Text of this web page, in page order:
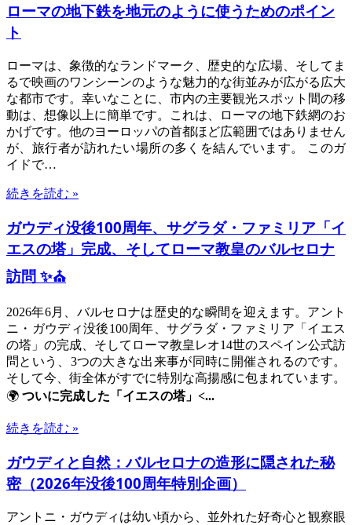
ローマの地下鉄を地元のように使うためのポイン
ト
ローマは、象徴的なランドマーク、歴史的な広場、そしてま
るで映画のワンシーンのような魅力的な街並みが広がる広大
な都市です。幸いなことに、市内の主要観光スポット間の移
動は、想像以上に簡単です。これは、ローマの地下鉄網のお
かげです。他のヨーロッパの首都ほど広範囲ではありません
が、旅行者が訪れたい場所の多くを結んでいます。 このガ
イドで…
続きを読む »
ガウディ没後100周年、サグラダ・ファミリア「イ
エスの塔」完成、そしてローマ教皇のバルセロナ
訪問 ✨⛪
2026年6月、バルセロナは歴史的な瞬間を迎えます。アント
ニ・ガウディ没後100周年、サグラダ・ファミリア「イエス
の塔」の完成、そしてローマ教皇レオ14世のスペイン公式訪
問という、3つの大きな出来事が同時に開催されるのです。
そして今、街全体がすでに特別な高揚感に包まれています。
🌍 ついに完成した「イエスの塔」<...
続きを読む »
ガウディと自然：バルセロナの造形に隠された秘
密（2026年没後100周年特別企画）
アントニ・ガウディは幼い頃から、並外れた好奇心と観察眼